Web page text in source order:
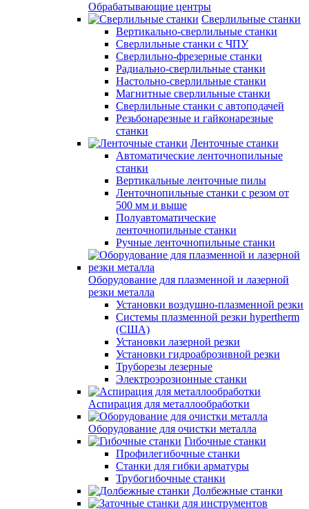
Обрабатывающие центры
Сверлильные станки
Вертикально-сверлильные станки
Сверлильные станки с ЧПУ
Сверлильно-фрезерные станки
Радиально-сверлильные станки
Настольно-сверлильные станки
Магнитные сверлильные станки
Сверлильные станки с автоподачей
Резьбонарезные и гайконарезные
станки
Ленточные станки
Автоматические ленточнопильные
станки
Вертикальные ленточные пилы
Ленточнопильные станки с резом от
500 мм и выше
Полуавтоматические
ленточнопильные станки
Ручные ленточнопильные станки
Оборудование для плазменной и лазерной
резки металла
Установки воздушно-плазменной резки
Системы плазменной резки hypertherm
(США)
Установки лазерной резки
Установки гидроаброзивной резки
Труборезы лезерные
Электроэрозионные станки
Аспирация для металлообработки
Оборудование для очистки металла
Гибочные станки
Профилегибочные станки
Станки для гибки арматуры
Трубогибочные станки
Долбежные станки